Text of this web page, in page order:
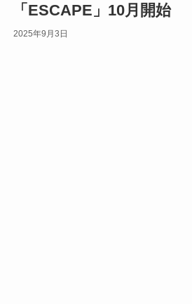
「ESCAPE」10月開始
2025年9月3日